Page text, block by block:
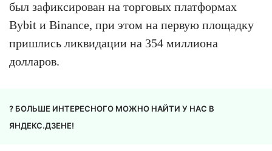
был зафиксирован на торговых платформах
Bybit и Binance, при этом на первую площадку
пришлись ликвидации на 354 миллиона
долларов.
? БОЛЬШЕ ИНТЕРЕСНОГО МОЖНО НАЙТИ У НАС В
ЯНДЕКС.ДЗЕНЕ!